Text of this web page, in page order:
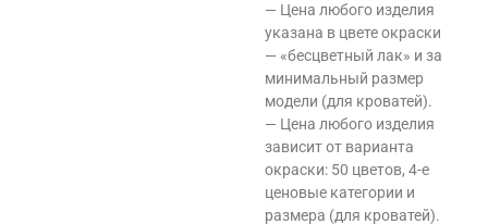
— Цена любого изделия
указана в цвете окраски
— «бесцветный лак» и за
минимальный размер
модели (для кроватей).
— Цена любого изделия
зависит от варианта
окраски: 50 цветов, 4-е
ценовые категории и
размера (для кроватей).